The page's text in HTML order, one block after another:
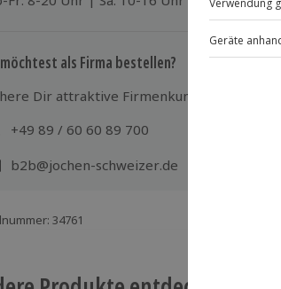
als Firma bestellen?
Dir attraktive Firmenkunden Vorteile.
+49 89 / 60 60 89 700
b2b@jochen-schweizer.de
: 34761